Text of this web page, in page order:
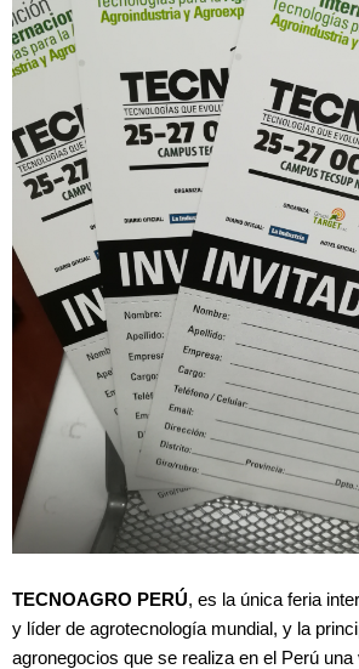
TECNOAGRO PERÚ, es la única feria
y líder de agrotecnología mundial, y la
agronegocios que se realiza en el Perú